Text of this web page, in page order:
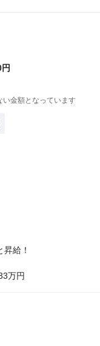
金額となっています
給！
万円